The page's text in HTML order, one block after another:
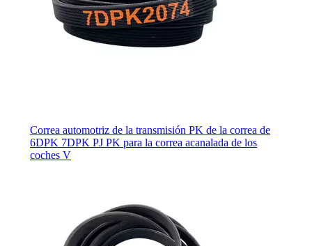
Correa automotriz de la transmisión PK de la correa de
6DPK 7DPK PJ PK para la correa acanalada de los
coches V